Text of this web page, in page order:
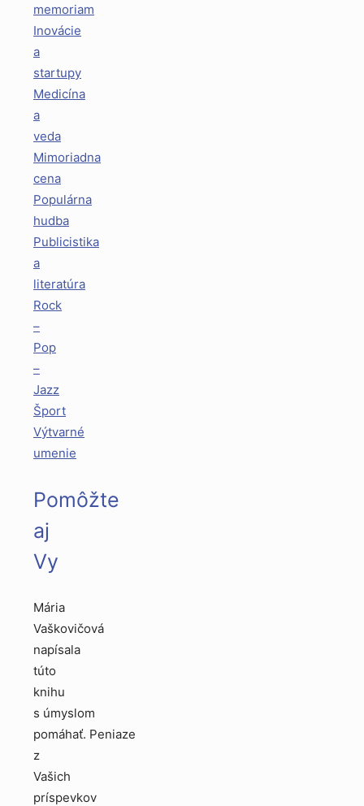
memoriam
Inovácie
a
startupy
Medicína
a
veda
Mimoriadna
cena
Populárna
hudba
Publicistika
a
literatúra
Rock
–
Pop
–
Jazz
Šport
Výtvarné
umenie
Pomôžte
aj
Vy
Mária
Vaškovičová
napísala
túto
knihu
s úmyslom
pomáhať. Peniaze
z
Vašich
príspevkov